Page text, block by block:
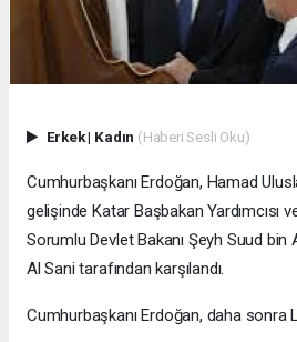
Erkek| Kadın (Haberi Sesli Oku)
Cumhurbaşkanı Erdoğan, Hamad
gelişinde Katar Başbakan Yardımcısı
Sorumlu Devlet Bakanı Şeyh Suud
Al Sani tarafından karşılandı.
Cumhurbaşkanı Erdoğan, daha sonra